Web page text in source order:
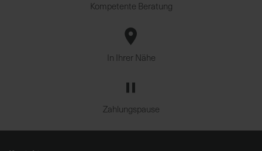
Kompetente Beratung
In Ihrer Nähe
Zahlungspause